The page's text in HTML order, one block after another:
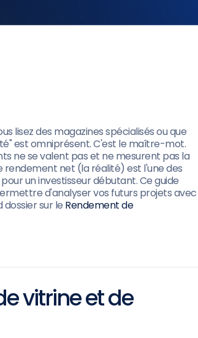
lisez des magazines spécialisés ou que
est omniprésent. C'est le maître-mot.
ne se valent pas et ne mesurent pas la
net (la réalité) est l'une des
un investisseur débutant. Ce guide
d'analyser vos futurs projets avec
sur le Rendement de
vitrine et de